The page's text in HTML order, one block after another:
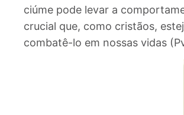
ciúme pode levar a
crucial que, como cristãos,
combatê-lo em nossas vidas